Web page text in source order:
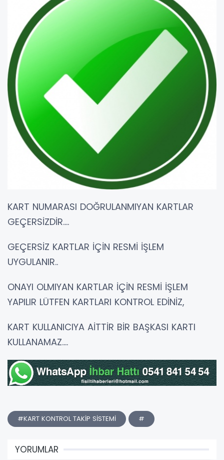
KART NUMARASI DOĞRULANMIYAN KARTLAR
GEÇERSİZDİR....
GEÇERSİZ KARTLAR İÇİN RESMİ İŞLEM
UYGULANIR..
ONAYI OLMIYAN KARTLAR İÇİN RESMİ İŞLEM
YAPILIR LÜTFEN KARTLARI KONTROL EDİNİZ,
KART KULLANICIYA AİTTİR BİR BAŞKASI KARTI
KULLANAMAZ....
#KART KONTROL TAKİP SİSTEMİ #
YORUMLAR